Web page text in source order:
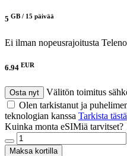
5 GB / 15 päivää
Ei ilman nopeusrajoitusta
6.94 EUR
Osta nyt
Välitön toimitus
Olen tarkistanut ja
teknologian kanssa Tarkista tästä
Kuinka monta eSIMiä tarvitset?
Maksa kortilla